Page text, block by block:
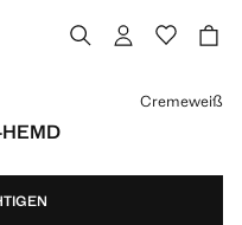
€ ]
Cremeweiß